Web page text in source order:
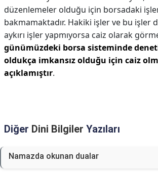
düzenlemeler olduğu için borsadaki
bakmamaktadır. Hakiki işler ve bu işler
aykırı işler yapmıyorsa caiz olarak
günümüzdeki borsa sisteminde
oldukça imkansız olduğu için caiz
açıklamıştır.
Diğer Dini Bilgiler Yazıları
Namazda okunan dualar